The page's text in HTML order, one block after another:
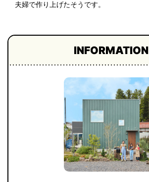
夫婦で作り上げたそうです。
INFORMATION